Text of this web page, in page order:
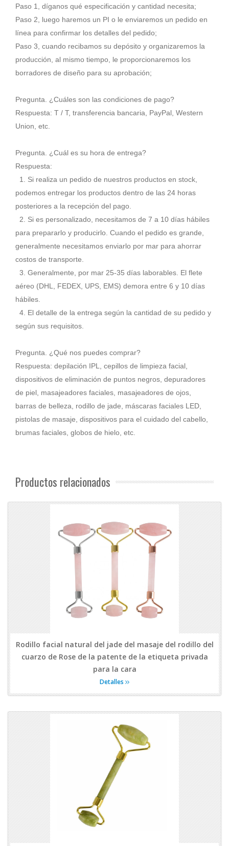
Paso 1, díganos qué especificación y cantidad necesita;
Paso 2, luego haremos un PI o le enviaremos un pedido en
línea para confirmar los detalles del pedido;
Paso 3, cuando recibamos su depósito y organizaremos la
producción, al mismo tiempo, le proporcionaremos los
borradores de diseño para su aprobación;
Pregunta. ¿Cuáles son las condiciones de pago?
Respuesta: T / T, transferencia bancaria, PayPal, Western
Union, etc.
Pregunta. ¿Cuál es su hora de entrega?
Respuesta:
1. Si realiza un pedido de nuestros productos en stock,
podemos entregar los productos dentro de las 24 horas
posteriores a la recepción del pago.
2. Si es personalizado, necesitamos de 7 a 10 días hábiles
para prepararlo y producirlo. Cuando el pedido es grande,
generalmente necesitamos enviarlo por mar para ahorrar
costos de transporte.
3. Generalmente, por mar 25-35 días laborables. El flete
aéreo (DHL, FEDEX, UPS, EMS) demora entre 6 y 10 días
hábiles.
4. El detalle de la entrega según la cantidad de su pedido y
según sus requisitos.
Pregunta. ¿Qué nos puedes comprar?
Respuesta: depilación IPL, cepillos de limpieza facial,
dispositivos de eliminación de puntos negros, depuradores
de piel, masajeadores faciales, masajeadores de ojos,
barras de belleza, rodillo de jade, máscaras faciales LED,
pistolas de masaje, dispositivos para el cuidado del cabello,
brumas faciales, globos de hielo, etc.
Productos relacionados
Rodillo facial natural del jade del masaje del rodillo del
cuarzo de Rose de la patente de la etiqueta privada
para la cara
Detalles